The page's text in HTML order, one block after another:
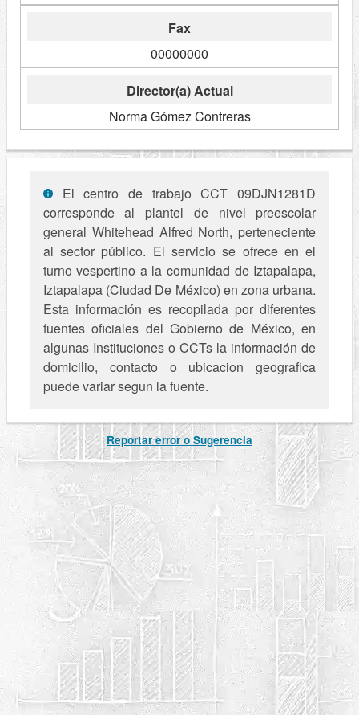
Fax
00000000
Director(a) Actual
Norma Gómez Contreras
El centro de trabajo CCT 09DJN1281D
corresponde al plantel de nivel preescolar
general Whitehead Alfred North, perteneciente
al sector público. El servicio se ofrece en el
turno vespertino a la comunidad de Iztapalapa,
Iztapalapa (Ciudad De México) en zona urbana.
Esta información es recopilada por diferentes
fuentes oficiales del Gobierno de México, en
algunas Instituciones o CCTs la información de
domicilio, contacto o ubicacion geografica
puede variar segun la fuente.
Reportar error o Sugerencia